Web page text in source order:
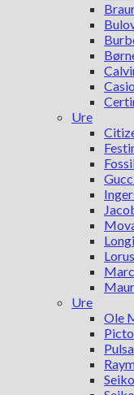
Casio
Ure
Lorus
Ure
Ole
Picto
Seiko